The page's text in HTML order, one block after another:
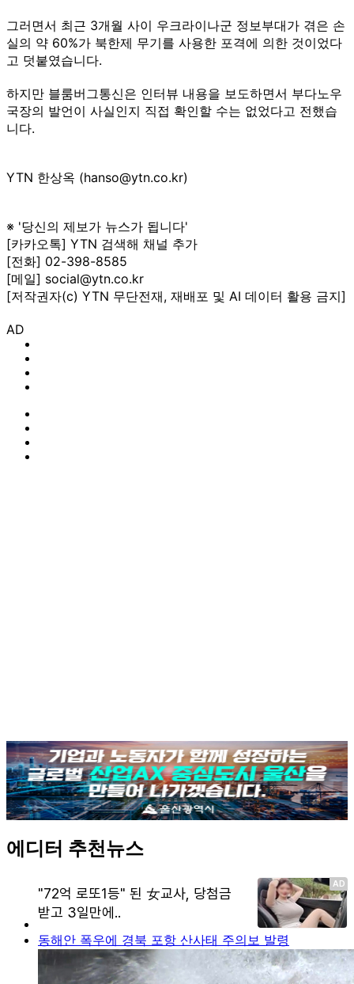
그러면서 최근 3개월 사이 우크라이나군 정보부대가 겪은 손
실의 약 60%가 북한제 무기를 사용한 포격에 의한 것이었다
고 덧붙였습니다.
하지만 블룸버그통신은 인터뷰 내용을 보도하면서 부다노우
국장의 발언이 사실인지 직접 확인할 수는 없었다고 전했습
니다.
YTN 한상옥 (hanso@ytn.co.kr)
※ '당신의 제보가 뉴스가 됩니다'
[카카오톡] YTN 검색해 채널 추가
[전화] 02-398-8585
[메일] social@ytn.co.kr
[저작권자(c) YTN 무단전재, 재배포 및 AI 데이터 활용 금지]
AD
에디터 추천뉴스
동해안 폭우에 경북 포항 산사태 주의보 발령